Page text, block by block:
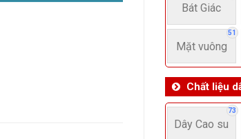
Bát Giác
51
Mặt vuông
Chất liệu
73
Dây Cao su